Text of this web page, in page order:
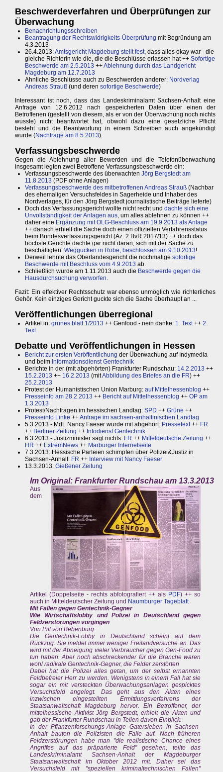
Beschwerdeverfahren und Überprüfungen zur
Überwachung
Benachrichtungsschreiben
Beantragung der Rechtswidrigkeits-Überprüfung mit Begründung am
4.3.2013
26.4.2013:Amtsgericht Magdeburg stellt fest, dass alles okay war - die
gleiche Richterin wie die, die die Beschlüsse erlassen hat ++ Sofortige
Beschwerde am 2.5.2013 ++Ablehnung durch das Landgericht
Magdeburg am 12.7.2013
Ahnliche Beschlüsse auch zu Beschwerden anderer: Nordverlag
Andreas Strauß (und deren sofortige Beschwerde)
Interessant ist noch, dass das Landeskriminalamt Sachsen-Anhalt eine
Anfrage von 12.6.2012 nach gespeicherten Daten über einen der
Betroffenen (gestellt von diesem, als er von der Überwachung noch nichts
wusste) nicht beantwortet hat, obwohl dazu eine gesetzliche Pflicht
besteht und die Beantwortung in einem Schreiben auch angekündigt
wurde (Nachfrage am 8.5.2013).
Verfassungsbeschwerde
Gegen die Ablehnung aller Bewerden und die Telefonüberwachung
insgesamt legten zwei Betroffene Verfassungsbeschwerde ein:
Verfassungsbeschwerde des überwachten Jörg Bergstedt am
11.8.2013 (PDF ohne Anlagen)
Verfassungsbeschwerde des mitbetroffenen Andreas Strauß (Nachbar
des ehemaligen Versuchsfeldes in Sagerheide und Inhaber des
Nordverlages, für den Jörg Bergstedt journalistische Beiträge lieferte)
Doch das Verfassungsgericht wollte nicht recht und dachte sich eine
Unvollständigkeit der Anlagen aus , um alles ablehnen zu können ++
daher eine Ergänzung mit OLG-Beschluss am 19.9.2013 als Anlage
++ danach erhielt die Sache doch einen offiziellen Verfahrensstatus
beim Bundesverfassungsgericht (Az. 2 BvR 2017/13) ++ doch das
höchste Gerichte dachte gar nicht daran, sich mit der Sache zu
beschäftigten: Weggucken in Robe, beschlossen am 9.10.2013!
Derweil lehnte das Oberlandesgericht die nochmalige sofortige
Beschwerde mit Beschluss vom 4.9.2013 ab.
Schließlich wurde am 1.11.2013 auch die Beschwerde gegen die
Hausdurchsuchung verworfen
Fazit: Ein effektiver Rechtsschutz war ebenso unmöglich wie richterliches
Gehör. Kein einziges Gericht guckte sich die Sache überhaupt an ...
Veröffentlichungen überregional
Artikel in: grünes blatt 1/2013 ++ Genfood - nein danke: 1. Text++ 2.
Text
Debatte und Veröffentlichungen in Hessen
Bericht zur ersten Veröffentlichung der Überwachung auf Indymedia
und beim Informationsdienst Gentechnik
Berichte in der (mit abgehörten) Frankfurter Rundschau: 14.2.2013 ++
15.2.2013 ++ 16.2.2013 (mitAbbildung des Briefes an die FR) ++
25.2.2013
Protest der Humanistischen Union Marburg: auf Mittelhessenblog ++
Presseinfo am 28.2.2013 ++ Bericht auf Mittelhessenblog ++ OP am
1.3.2013
Protest/Nachfragen im hessischen Landtag: SPD ++ Grüne ++
Presseinfo Linke ++Anfrage im sachsen-anhaltinischen Landtag
5.3.2013 - MdL Nancy Faeser wurde mit abgehört: Pressetext++ FR
++ Berliner Zeitung ++ Infodienst Gentechnik
6.3.2013 - Justizminister sagt nichts: FR ++ Mitteldeutsche Zeitung ++
HR ++ ExtremNews ++ Marburger Internetseite
7.3.2013: Hessische Parteien schimpfen über Polizei&Justiz in
Sachsen-Anhalt: FR ++ Interview mit Nancy Faeser
13.3.2013: Gießener Zeitung
Im Original: Frankfurter Rundschau am 13.3.2013
Aus
dem
Artikel (Doppelseite - rechts abfotografiert ++ als PDF) ++ so
auch in Mitteldeutscher Zeitung und Naumburger Tageblatt
Mit Fallen gegen Gentechnik-Gegner
Wie Wirtschaftslobby und Polizei in Deutschland gegen
Feldzerstörungen vorgingen
Von Pitt von Bebenburg
Die Gentechnik-Lobby in Deutschland scheint auf dem
Rückzug. Sie meldet immer weniger Freilandversuche an. Das
wird mit der Abneigung vieler Verbraucher gegen Gen-Food zu
tun haben. Aber noch abschreckender für die Branche waren
wohl radikale Gentechnik-Gegner, die Felder zerstörten
Dabei hat die Polizei alles getan, um der selbst ernannten
Feldbefreier Herr zu werden. Wenigstens in einem Fall hat sie
sogar ein mit versteckten Überwachungsanlagen gespicktes
Versuchsfeld angelegt. Das geht aus den Akten eines
inzwischen eingestellten Ermittlungsverfahrens der
Staatsanwaltschaft Magdeburg hervor. Ein Betroffener, der
mittelhessische Aktivist Jörg Bergstedt, erhielt die Akten und
gab der Frankfurter Rundschau in Teilen davon Einblick.
In der Pflanzenforschungs-Anlage Gatersleben in Sachsen-
Anhalt bauten die Polizisten die Falle auf. Nach früheren
Feldzerstörungen habe man "die realistische Chance eines
Angriffes auf das präparierte Feld" gesehen, teilte das
Landeskriminalamt Sachsen-Anhalt der Magdeburger
Staatsanwaltschaft im Oktober 2012 mit. Daher sei das
Versuchsfeld mit "speziellen kriminaltechnischen Fallen"